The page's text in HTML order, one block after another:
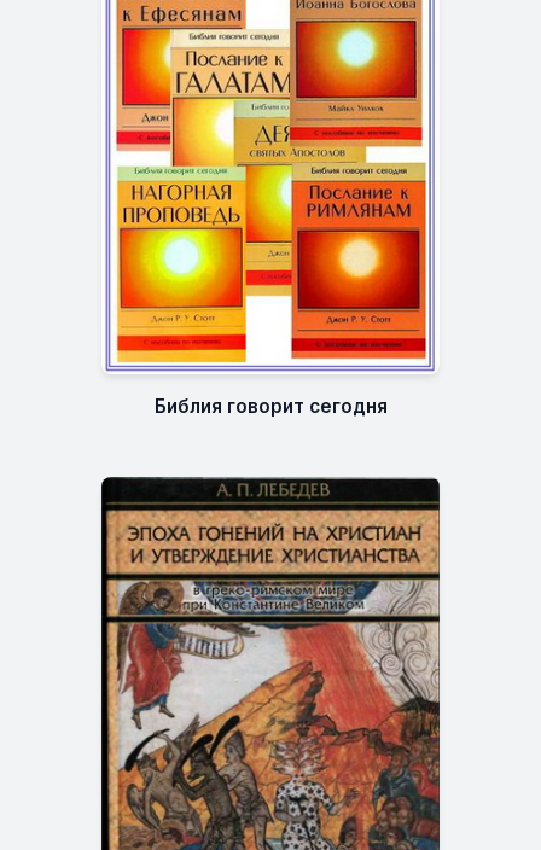
Библия говорит сегодня